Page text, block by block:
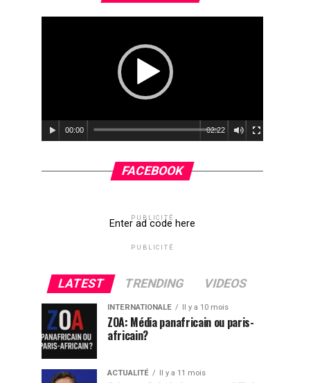
00:00 02:22
FACEBOOK
PUBLICITÉ
Enter ad code here
PUBLICITÉ
LATEST TRENDING VIDEOS
INTERNATIONALE Il y a 10 mois
ZOA: Média panafricain ou paris-
africain?
ACTUALITÉ Il y a 11 mois